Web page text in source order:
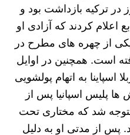
شد. او حدود 40 روز در ترکیه بازداشت بود و
اعلام کردند که آزادی او
یکی از چهره های مطرح در
است. همچنین در اوایل
اسپاینا به اتهام پولشویی
پلیس اسپانیا پس از
شد که مختاری تحت
پس از مدتی او به دلیل